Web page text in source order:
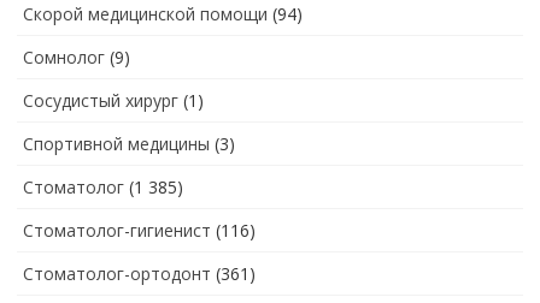
Скорой медицинской помощи (94)
Сомнолог (9)
Сосудистый хирург (1)
Спортивной медицины (3)
Стоматолог (1 385)
Стоматолог-гигиенист (116)
Стоматолог-ортодонт (361)